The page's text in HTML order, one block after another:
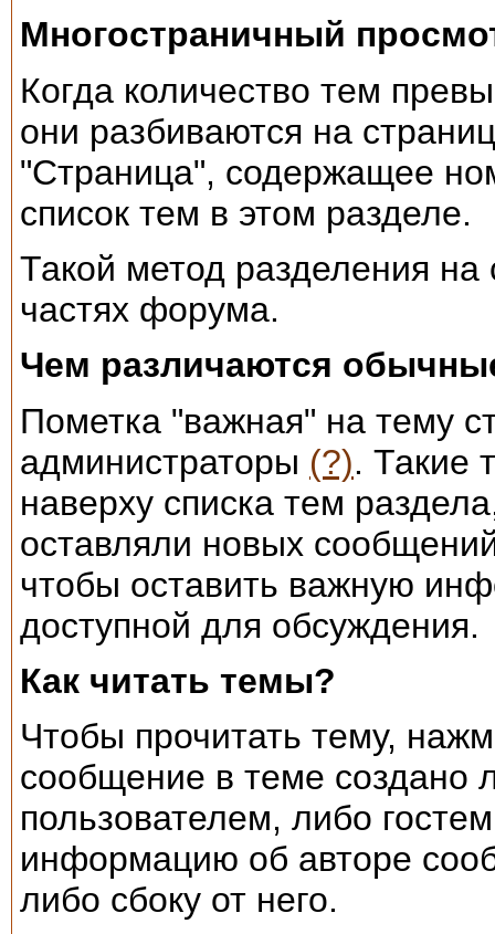
Многостраничный
Когда количество тем
они разбиваются на
"Страница", содержащее
список тем в этом разделе.
Такой метод разделения на
частях форума.
Чем различаются
Пометка "важная" на тему
администраторы (?). Такие
наверху списка тем
оставляли новых
чтобы оставить важную
доступной для обсуждения.
Как читать темы?
Чтобы прочитать тему,
сообщение в теме создано
пользователем, либо
информацию об авторе
либо сбоку от него.